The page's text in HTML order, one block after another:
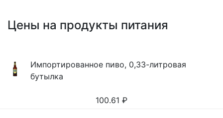
Цены на продукты питания
Импортированное пиво, 0,33-литровая
бутылка
100.61 ₽